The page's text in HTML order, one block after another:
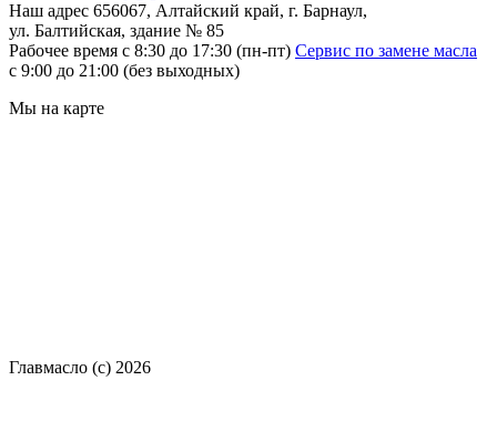
Наш адрес 656067, Алтайский край, г. Барнаул,
ул. Балтийская, здание № 85
Рабочее время с 8:30 до 17:30 (пн-пт) Сервис по замене масла
с 9:00 до 21:00 (без выходных)
Мы на карте
Главмасло (с) 2026